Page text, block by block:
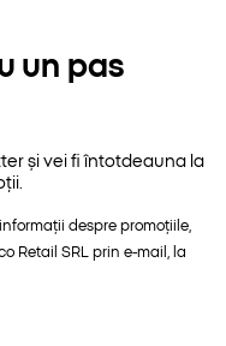
un pas
și vei fi întotdeauna la
despre promoțiile,
Retail SRL prin e-mail, la